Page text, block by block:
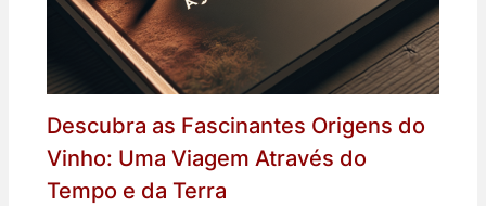
Descubra as Fascinantes Origens do
Vinho: Uma Viagem Através do
Tempo e da Terra